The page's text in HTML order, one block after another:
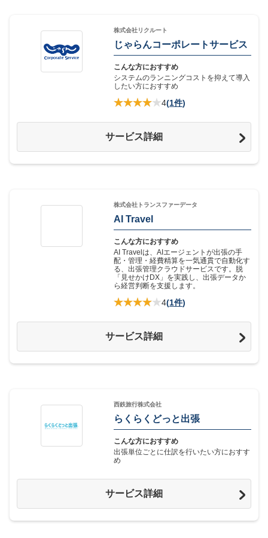
株式会社リクルート
じゃらんコーポレートサービス
こんな方におすすめ
システムのランニングコストを抑えて導入
したい方におすすめ
4(1件)
サービス詳細
株式会社トランスファーデータ
AI Travel
こんな方におすすめ
AI Travelは、AIエージェントが出張の手
配・管理・経費精算を一気通貫で自動化す
る、出張管理クラウドサービスです。脱
「見せかけDX」を実践し、出張データか
ら経営判断を支援します。
4(1件)
サービス詳細
西鉄旅行株式会社
らくらくどっと出張
こんな方におすすめ
出張単位ごとに仕訳を行いたい方におすす
め
サービス詳細